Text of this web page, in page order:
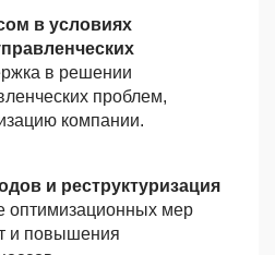
в условиях
в решении
проблем,
компании.
и реструктуризация
оптимизационных мер
и повышения